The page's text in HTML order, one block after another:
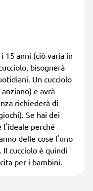
15 anni (ciò varia in
bisognerà
Un cucciolo
e avrà
richiederà di
Se hai dei
l'ideale perché
delle cose l'uno
cucciolo è quindi
per i bambini.